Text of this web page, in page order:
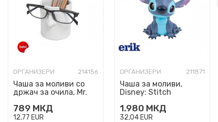
ОРГАНИЗЕРИ 214156
Чаша за моливи со
држач за очила, Mr.
789 МКД
12,77 EUR
ОРГАНИЗЕРИ 211871
Чаша за моливи,
Disney: Stitch
1.980 МКД
32,04 EUR